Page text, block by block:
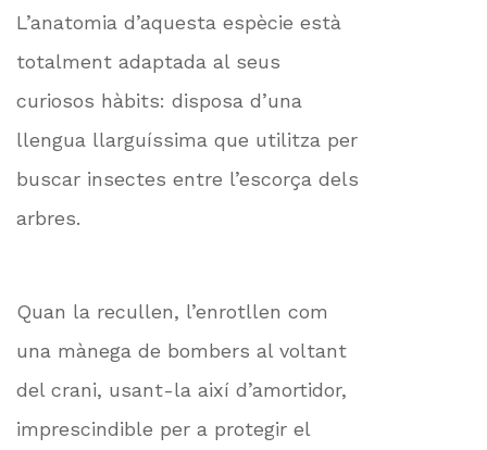
L’anatomia d’aquesta espècie està
totalment adaptada al seus
curiosos hàbits: disposa d’una
llengua llarguíssima que utilitza per
buscar insectes entre l’escorça dels
arbres.
Quan la recullen, l’enrotllen com
una mànega de bombers al voltant
del crani, usant-la així d’amortidor,
imprescindible per a protegir el